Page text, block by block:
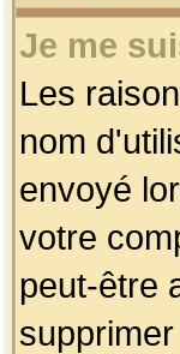
Je me
Les
nom
envoyé
votre
peut-être